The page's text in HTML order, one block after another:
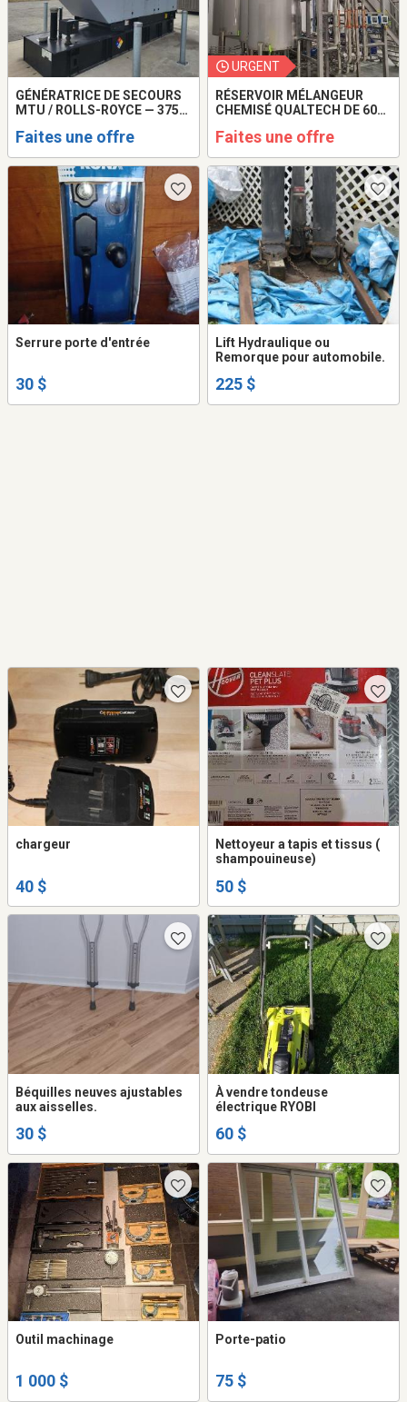
GÉNÉRATRICE DE SECOURS
MTU / ROLLS-ROYCE — 375
Faites une offre
URGENT
RÉSERVOIR MÉLANGEUR
CHEMISÉ QUALTECH DE 600
Faites une offre
Serrure porte d'entrée
30 $
Lift Hydraulique ou
Remorque pour automobile.
225 $
chargeur
40 $
Nettoyeur a tapis et tissus (
shampouineuse)
50 $
Béquilles neuves ajustables
aux aisselles.
30 $
À vendre tondeuse
électrique RYOBI
60 $
Outil machinage
1 000 $
Porte-patio
75 $